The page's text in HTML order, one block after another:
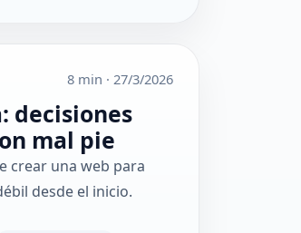
8 min · 27/3/2026
decisiones
mal pie
crear una web para
desde el inicio.